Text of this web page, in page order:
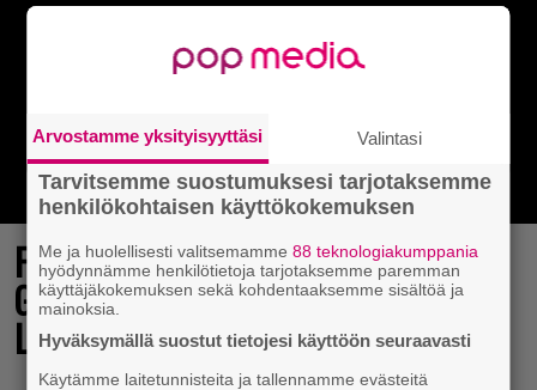
Final Fantasy VII Revelation näytillä
Gamescom-messujen Opening Night
Live -tapahtumassa
Arvostamme yksityisyyttäsi Valintasi
Tarvitsemme suostumuksesi tarjotaksemme
henkilökohtaisen käyttökokemuksen
Me ja huolellisesti valitsemamme88 teknologiakumppania
hyödynnämme henkilötietoja tarjotaksemme paremman
käyttäjäkokemuksen sekä kohdentaaksemme sisältöä ja
mainoksia.
Hyväksymällä suostut tietojesi käyttöön seuraavasti
Käytämme laitetunnisteita ja tallennamme evästeitä